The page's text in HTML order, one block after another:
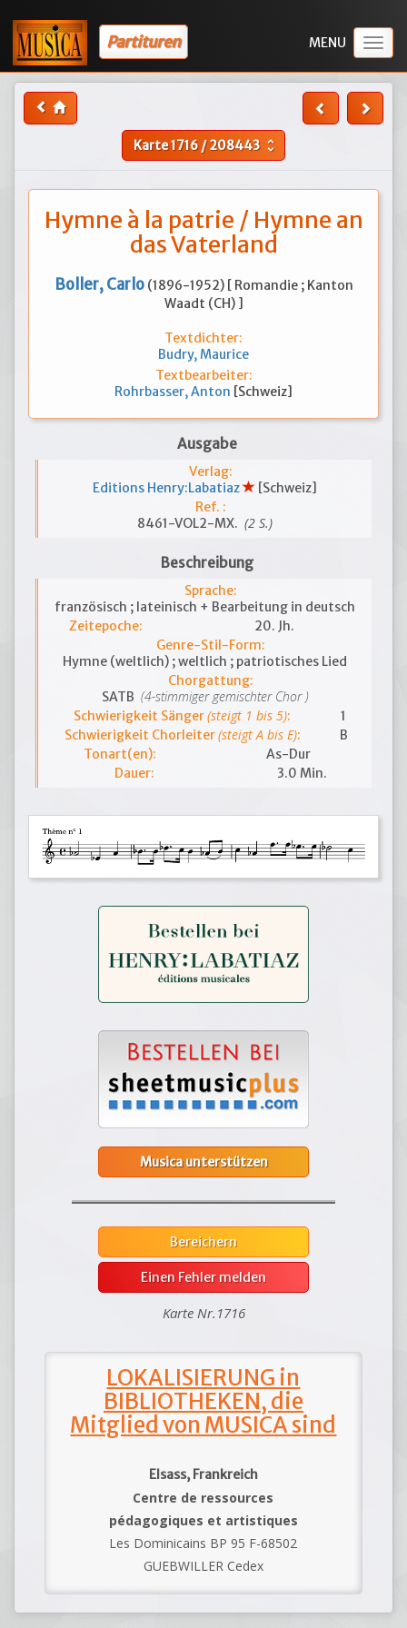
Partituren
Karte1716/208443 unfold_more
Hymne à la patrie / Hymne an
das Vaterland
Boller, Carlo (1896-1952) [ Romandie ; Kanton
Waadt (CH) ]
Textdichter:
Budry, Maurice
Textbearbeiter:
Rohrbasser, Anton [Schweiz]
Ausgabe
Verlag:
Editions Henry:Labatiaz
[Schweiz]
Ref. :
8461-VOL2-MX. (2 S.)
Beschreibung
Sprache:
französisch ; lateinisch + Bearbeitung in deutsch
Zeitepoche:
20. Jh.
Genre-Stil-Form:
Hymne (weltlich) ; weltlich ; patriotisches Lied
Chorgattung:
SATB (4-stimmiger gemischter Chor )
Schwierigkeit Sänger(steigt 1 bis 5):
1
Schwierigkeit Chorleiter(steigt A bis E):
B
Tonart(en):
As-Dur
Dauer:
3.0 Min.
Musica unterstützen
Bereichern
Einen Fehler melden
Karte Nr.1716
LOKALISIERUNG in
BIBLIOTHEKEN, die
Mitglied von MUSICA sind
Elsass, Frankreich
Centre de ressources
pédagogiques et artistiques
Les Dominicains BP 95 F-68502
GUEBWILLER Cedex